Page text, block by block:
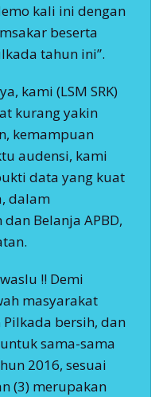
kali ini dengan
beserta
tahun ini”.
kami (LSM SRK)
kurang yakin
kemampuan
audensi, kami
data yang kuat
dalam
Belanja APBD,
!! Demi
masyarakat
bersih, dan
sama-sama
2016, sesuai
(3) merupakan